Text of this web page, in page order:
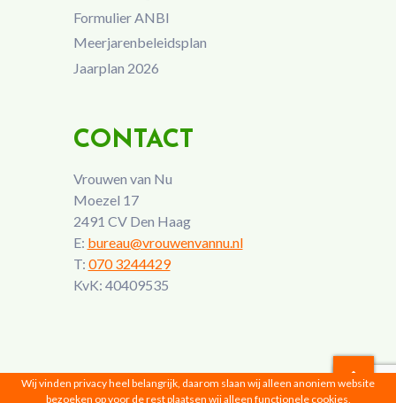
Formulier ANBI
Meerjarenbeleidsplan
Jaarplan 2026
CONTACT
Vrouwen van Nu
Moezel 17
2491 CV Den Haag
E: bureau@vrouwenvannu.nl
T: 070 3244429
KvK: 40409535
Wij vinden privacy heel belangrijk, daarom slaan wij alleen anoniem website
bezoeken op voor de rest plaatsen wij alleen functionele cookies,